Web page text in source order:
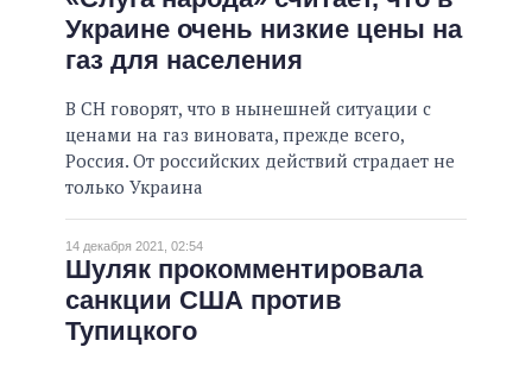
Украине очень низкие цены на
газ для населения
В СН говорят, что в нынешней ситуации с
ценами на газ виновата, прежде всего,
Россия. От российских действий страдает не
только Украина
14 декабря 2021, 02:54
Шуляк прокомментировала
санкции США против
Тупицкого